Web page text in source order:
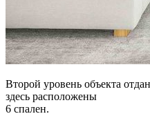
Второй уровень объекта
здесь расположены
6 спален.